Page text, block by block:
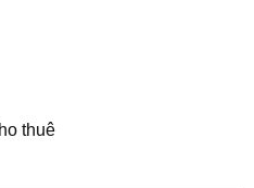
thuê